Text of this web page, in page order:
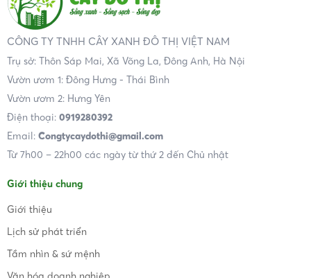
CÔNG TY TNHH CÂY XANH ĐÔ THỊ VIỆT NAM
Trụ sở: Thôn Sáp Mai, Xã Võng La, Đông Anh, Hà Nội
Vườn ươm 1: Đông Hưng - Thái Bình
Vườn ươm 2: Hưng Yên
Điện thoại: 0919280392
Email: Congtycaydothi@gmail.com
Từ 7h00 – 22h00 các ngày từ thứ 2 đến Chủ nhật
Giới thiệu chung
Giới thiệu
Lịch sử phát triển
Tầm nhìn & sứ mệnh